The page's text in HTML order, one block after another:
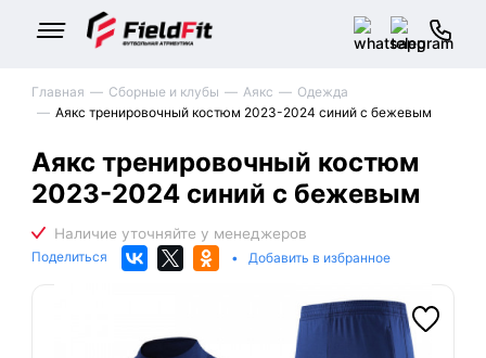
Главная Сборные и клубы Аякс
Одежда
Аякс тренировочный костюм 2023-2024 синий с бежевым
Аякс тренировочный костюм
2023-2024 синий с бежевым
Поделиться • Добавить в избранное